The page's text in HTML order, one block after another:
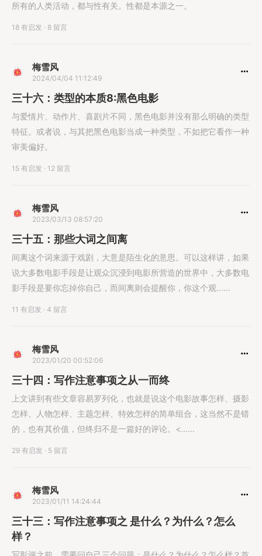
所有的人类活动，都与性有关。性都是本源之一。
18 有启发 · 8 留言
梅雪风
2024/04/04 11:12:49
三十六：类型的本质8:黑色电影
与爱情片、动作片、喜剧片不同，黑色电影并没有那么明确的类型
特征。或者说，与其把黑色电影当成一种类型，不如把它看作一种
审美偏好。
15 有启发 · 12 留言
梅雪风
2023/03/13 08:57:20
三十五：那些大词之间离
间离这个词来源于戏剧，大意是陌生化的意思。可以这样讲，如果
说大多数电影手段是让观众沉浸到电影所营造的世界中，大多数电
影手段是要你忘掉你自己，而间离则会提醒你，你这个观......
11 有启发 · 4 留言
梅雪风
2023/01/20 00:52:06
三十四：写作注意事项之从一而终
上文讲到有些文章容易罗列化，也就是说这个电影故事怎样、摄影
怎样、人物怎样、主题怎样、特效怎样的简单组合，这当然不是错
的，也有其价值，但终归不是一篇好的评论。<......
29 有启发 · 5 留言
梅雪风
2023/01/11 14:24:44
三十三：写作注意事项之 是什么？为什么？怎么
样？